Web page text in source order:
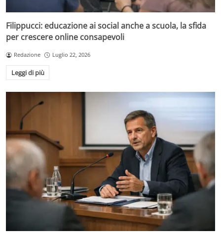
Filippucci: educazione ai social anche a scuola, la sfida
per crescere online consapevoli
Redazione Luglio 22, 2026
Leggi di più